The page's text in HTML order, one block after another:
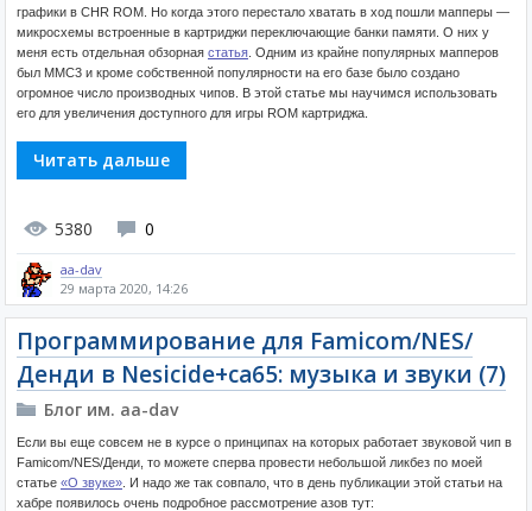
графики в CHR ROM. Но когда этого перестало хватать в ход пошли мапперы —
микросхемы встроенные в картриджи переключающие банки памяти. О них у
меня есть отдельная обзорная статья . Одним из крайне популярных мапперов
был MMC3 и кроме собственной популярности на его базе было создано
огромное число производных чипов. В этой статье мы научимся использовать
его для увеличения доступного для игры ROM картриджа.
Читать дальше
5380 0
aa-dav
29 марта 2020, 14:26
Программирование для Famicom/NES/
Денди в Nesicide+ca65: музыка и звуки (7)
Блог им. aa-dav
Если вы еще совсем не в курсе о принципах на которых работает звуковой чип в
Famicom/NES/Денди, то можете сперва провести небольшой ликбез по моей
статье «О звуке» . И надо же так совпало, что в день публикации этой статьи на
хабре появилось очень подробное рассмотрение азов тут: